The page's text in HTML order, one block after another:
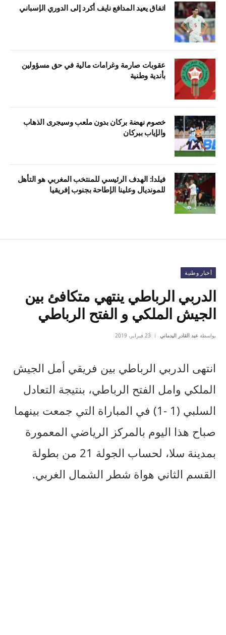
اتفاق يعيد المدافع نايف أكرد إلى الدوري الإسباني
عقوبات صارمة وغرامات مالية في حق مسؤولين
بأندية وطنية
خصوم نهضة بركان بدون ملعب وسيجرى الذهاب
والإياب ببركان
فيلدا: الهدف الرئيسي للمنتخب المغربي هو التأهل
للمونديال وعلينا الإطاحة بجنوب إفريقيا
أخبار وطنية
الدربي الرباطي ينتهي متكافئ بين
الجيش الملكي و الفتح الرباطي
بواسطة عبد القادر اليدماني 23 فبراير، 2019
انتهى الدربي الرباطي بين فريقي أمل الجيش
الملكي وامل الفتح الرباطي، بنتيجة التعادل
السلبي (1 -1) في المباراة التي جمعت بينهما
صباح هذا اليوم بالمركز الرياضي المعمورة
بمدينة سلا، لحساب الجولة 21 من بطولة
القسم الثاني هواة شطر الشمال الغربي.